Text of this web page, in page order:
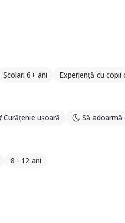
Școlari 6+ ani Experiență cu
Curățenie ușoară Să adoarmă
8 - 12 ani